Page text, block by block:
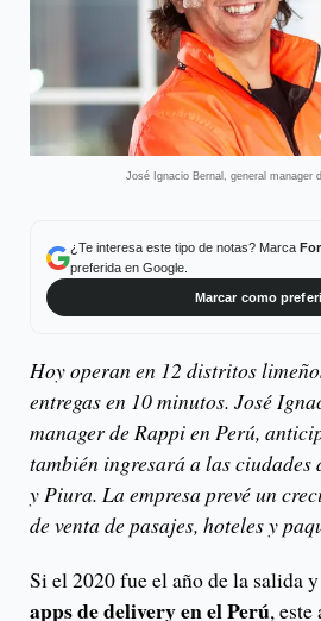
José Ignacio Bernal, general manager
¿Te interesa este tipo de notas? Marca
preferida en Google.
Marcar como
Hoy operan en 12 distritos
entregas en 10 minutos. José
manager de Rappi en Perú,
también ingresará a las
y Piura. La empresa prevé un
de venta de pasajes, hoteles y
Si el 2020 fue el año de la salida
apps de delivery en el Perú,